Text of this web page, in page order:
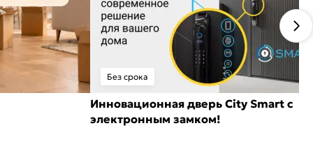
Без срока
Инновационная дверь City Smart с
электронным замком!